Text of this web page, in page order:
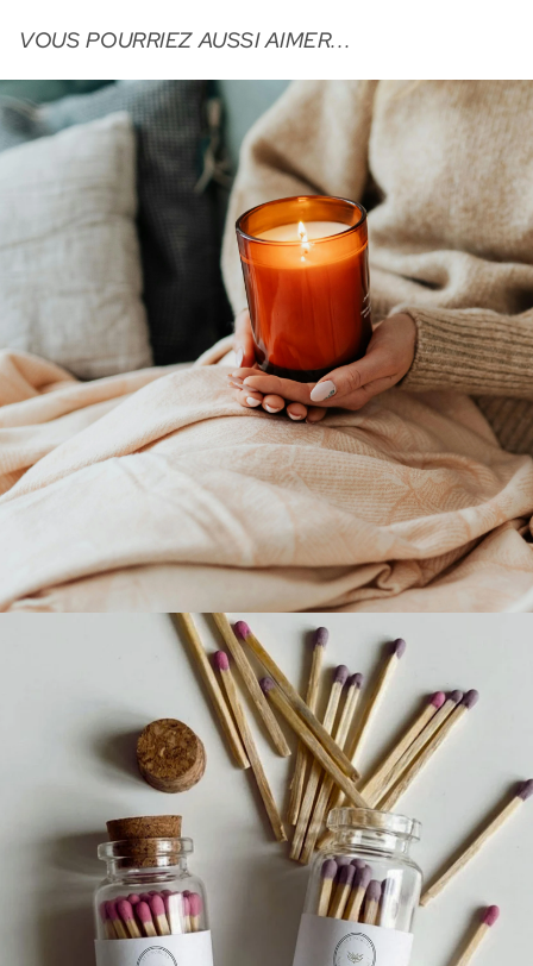
VOUS POURRIEZ AUSSI AIMER...
ALLUMETTES LUZ SERENA